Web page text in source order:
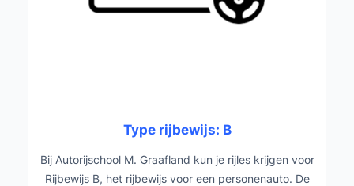
Type rijbewijs: B
Bij Autorijschool M. Graafland kun je rijles krijgen voor
Rijbewijs B, het rijbewijs voor een personenauto. De